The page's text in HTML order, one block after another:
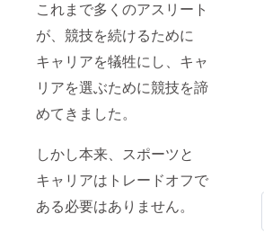
これまで多くのアスリート
が、競技を続けるために
キャリアを犠牲にし、キャ
リアを選ぶために競技を諦
めてきました。
しかし本来、スポーツと
キャリアはトレードオフで
ある必要はありません。